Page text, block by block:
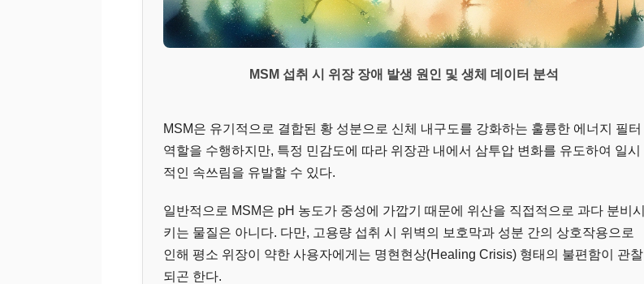
MSM 섭취 시 위장 장애 발생 원인 및 생체 데이터 분석
MSM은 유기적으로 결합된 황 성분으로 신체 내구도를 강화하는 훌륭한 에너지 필터
역할을 수행하지만, 특정 민감도에 따라 위장관 내에서 삼투압 변화를 유도하여 일시
적인 속쓰림을 유발할 수 있다.
일반적으로 MSM은 pH 농도가 중성에 가깝기 때문에 위산을 직접적으로 과다 분비시
키는 물질은 아니다. 다만, 고용량 섭취 시 위벽의 보호막과 성분 간의 상호작용으로
인해 평소 위장이 약한 사용자에게는 명현현상(Healing Crisis) 형태의 불편함이 관찰
되곤 한다.